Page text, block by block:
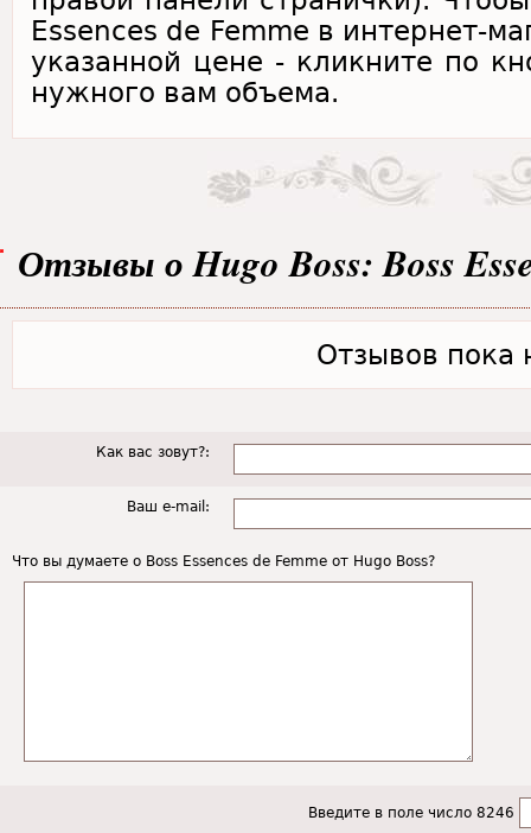
Essences de Femme в интернет-
указанной цене - кликните по
нужного вам объема.
Отзывы о Hugo Boss: Boss
Отзывов пока
Как вас зовут?:
Ваш e-mail:
Что вы думаете о Boss Essences de Femme от Hugo Boss?
Введите в поле число 8246